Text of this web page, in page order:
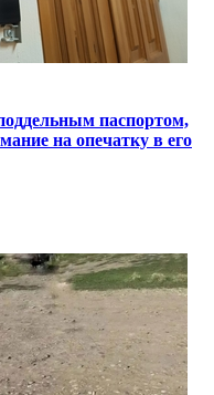
паспортом,
на опечатку в его